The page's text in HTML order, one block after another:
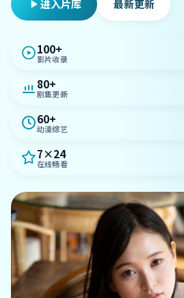
进入片库 最新更新
100+
影片收录
80+
剧集更新
60+
动漫综艺
7×24
在线畅看